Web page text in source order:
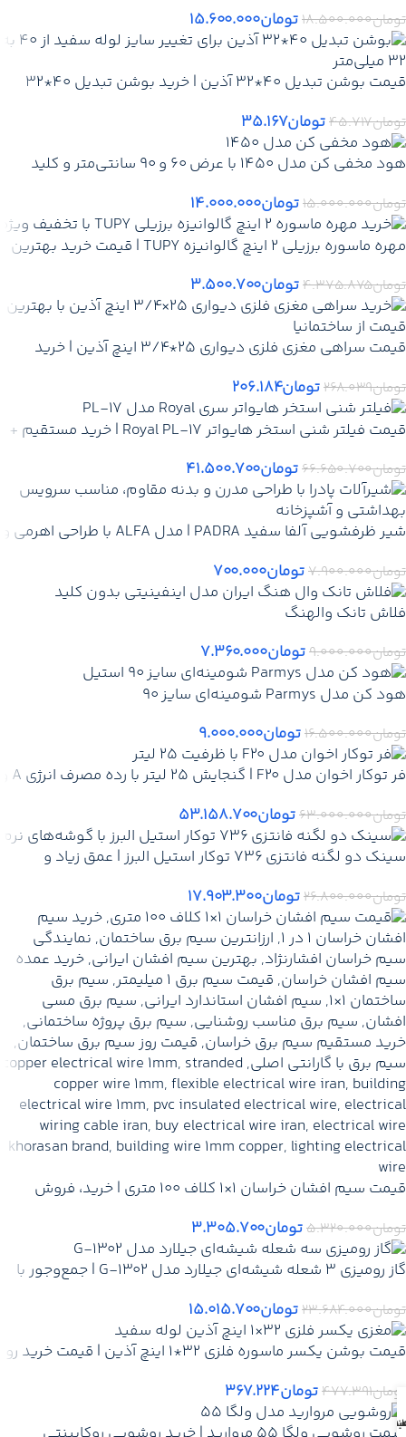
تومان۱۸.۵۰۰.۰۰۰تومان۱۵.۶۰۰.۰۰۰
قیمت بوشن تبدیل 40*32 آذین | خرید بوشن تبدیل 40*32
تومان۴۵.۷۱۷تومان۳۵.۱۶۷
هود مخفی کن مدل 1450 با عرض 60 و 90 سانتی‌متر و کلید
تومان۱۵.۰۰۰.۰۰۰تومان۱۴.۰۰۰.۰۰۰
مهره ماسوره برزیلی 2 اینچ گالوانیزه TUPY | قیمت خرید بهترین
رشت تبریز
تومان۴.۳۷۵.۸۷۵تومان۳.۵۰۰.۷۰۰
قیمت سراهی مغزی فلزی دیواری 25*3/4 اینچ آذین | خرید
تومان۲۶۸.۰۳۹تومان۲۰۶.۱۸۴
قیمت فیلتر شنی استخر هایواتر Royal PL-17 | خرید مستقیم +
تومان۶۶.۶۵۰.۷۰۰تومان۴۱.۵۰۰.۷۰۰
شیر ظرفشویی آلفا سفید PADRA | مدل ALFA با طراحی اهرمی و
تومان۷.۹۰۰.۰۰۰تومان۷۰۰.۰۰۰
فلاش تانک والهنگ
تومان۹.۰۰۰.۰۰۰تومان۷.۳۶۰.۰۰۰
هود کن مدل Parmys شومینه‌ای سایز 90
تومان۱۶.۵۰۰.۰۰۰تومان۹.۰۰۰.۰۰۰
تومان۶۳.۰۰۰.۰۰۰تومان۵۳.۱۵۸.۷۰۰
سینک دو لگنه فانتزی 736 توکار استیل البرز | عمق زیاد و
تومان۲۶.۸۰۰.۰۰۰تومان۱۷.۹۰۳.۳۰۰
قیمت سیم افشان خراسان 1×1 کلاف 100 متری | خرید، فروش
تومان۵.۳۲۰.۰۰۰تومان۳.۳۰۵.۷۰۰
گاز رومیزی ۳ شعله شیشه‌ای جیلارد مدل G-1302 | جمع‌وجور با
تومان۲۳.۶۸۴.۰۰۰تومان۱۵.۰۱۵.۷۰۰
قیمت بوشن یکسر ماسوره فلزی 32*1 اینچ آذین | قیمت خرید روز
تومان۴۷۷.۳۹۱تومان۳۶۷.۲۲۴
بندی
من